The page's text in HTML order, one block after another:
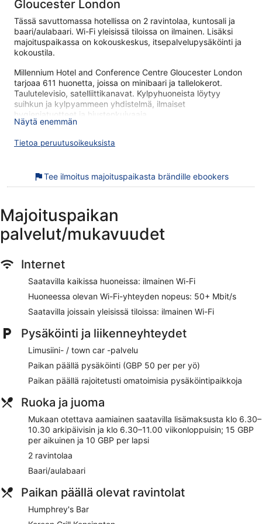
Gloucester London
Tässä savuttomassa hotellissa on 2 ravintolaa, kuntosali ja
baari/aulabaari. Wi-Fi yleisissä tiloissa on ilmainen. Lisäksi
majoituspaikassa on kokouskeskus, itsepalvelupysäköinti ja
kokoustila.
Millennium Hotel and Conference Centre Gloucester London
tarjoaa 611 huonetta, joissa on minibaari ja tallelokerot.
Taulutelevisio, satelliittikanavat. Kylpyhuoneista löytyy
suihkun ja kylpyammeen yhdistelmä, ilmaiset
hygieniatuotteet ja hiustenkuivaaja.
Asiakkaat voivat surffata verkossa käyttämällä huonehintaan
Liiketoimintaa tukeviin palveluihin kuuluvat työpöydät ja
silitysrauta/-lauta. Siivous on saatavilla päivittäin.
Millennium Hotel and Conference Centre Gloucester London
on saanut mahtavaa palautetta alueen nähtävyyksistä.
Majoituspaikka sijaitsee vain lyhyen kävelymatkan päässä
kohteesta Natural History Museum. Majoituspaikka tarjoaa
ravintolaa ja kuntosalin.
Ilmainen Wi-Fi (nopeus: 50+ Mbit/s)
Jos nälkä yllättää, majoituspaikasta löytyy 2 ravintolaa
Mukaan otettava saatavilla päivittäin lisämaksusta
Omatoiminen pysäköinti saatavilla maksusta
Majoituspaikan tarjoamiin palveluihin sisältyvät
kuivapesula-/pesulapalvelut, concierge ja
matkatavarasäilytys
Majoituspaikan alueella on tarjolla kuntosali
Asiakkaat pitävät erittäin paljon majoituspaikan
huoneiden koosta, mukavista sängyistä ja siisteydestä
Sijaitsee 15 minuutin kävelymatkan päässä kohteista
Natural History Museum ja Victoria and Albert Museum
Majoituspaikasta löytyy 2 ravintolaa. Majoituspaikan
palveluihin kuuluu kokoushuoneita ja limusiini- / town car -
Wi-Fi on saatavilla yleisissä tiloissa ilmaiseksi. Tämä hotelli
tarjoaa konferenssikeskuksen. Tilojen koko on 1716
neliömetriä. Millennium Hotel and Conference Centre
Näytä enemmän
Tietoa peruutusoikeuksista
Tee ilmoitus majoituspaikasta brändille ebookers
Majoituspaikan
palvelut/mukavuudet
Internet
Saatavilla kaikissa huoneissa: ilmainen Wi-Fi
Huoneessa olevan Wi-Fi-yhteyden nopeus: 50+ Mbit/s
Saatavilla joissain yleisissä tiloissa: ilmainen Wi-Fi
Pysäköinti ja liikenneyhteydet
Limusiini- / town car -palvelu
Paikan päällä pysäköinti (GBP 50 per per yö)
Paikan päällä rajoitetusti omatoimisia pysäköintipaikkoja
Ruoka ja juoma
Mukaan otettava aamiainen saatavilla lisämaksusta klo 6.30–
10.30 arkipäivisin ja klo 6.30–11.00 viikonloppuisin; 15 GBP
per aikuinen ja 10 GBP per lapsi
2 ravintolaa
Baari/aulabaari
Paikan päällä olevat ravintolat
Humphrey's Bar